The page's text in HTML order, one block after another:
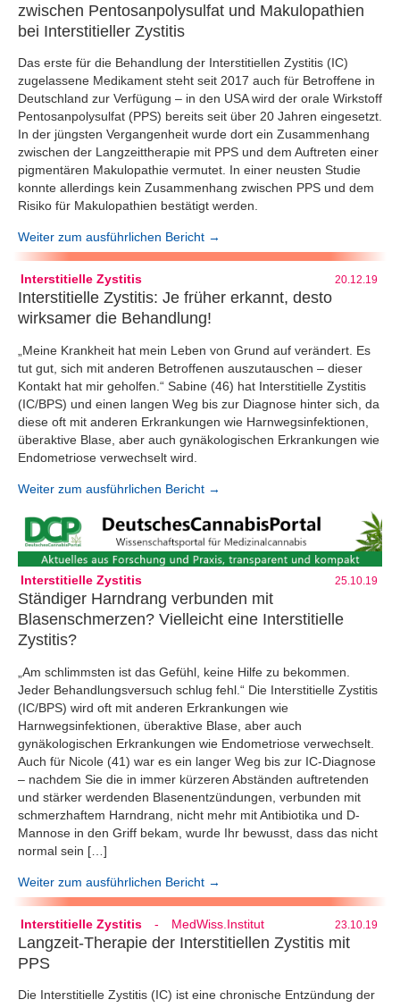
zwischen Pentosanpolysulfat und Makulopathien
bei Interstitieller Zystitis
Das erste für die Behandlung der Interstitiellen Zystitis (IC)
zugelassene Medikament steht seit 2017 auch für Betroffene in
Deutschland zur Verfügung – in den USA wird der orale Wirkstoff
Pentosanpolysulfat (PPS) bereits seit über 20 Jahren eingesetzt.
In der jüngsten Vergangenheit wurde dort ein Zusammenhang
zwischen der Langzeittherapie mit PPS und dem Auftreten einer
pigmentären Makulopathie vermutet. In einer neusten Studie
konnte allerdings kein Zusammenhang zwischen PPS und dem
Risiko für Makulopathien bestätigt werden.
Weiter zum ausführlichen Bericht →
Interstitielle Zystitis 20.12.19
Interstitielle Zystitis: Je früher erkannt, desto
wirksamer die Behandlung!
„Meine Krankheit hat mein Leben von Grund auf verändert. Es
tut gut, sich mit anderen Betroffenen auszutauschen – dieser
Kontakt hat mir geholfen.“ Sabine (46) hat Interstitielle Zystitis
(IC/BPS) und einen langen Weg bis zur Diagnose hinter sich, da
diese oft mit anderen Erkrankungen wie Harnwegsinfektionen,
überaktive Blase, aber auch gynäkologischen Erkrankungen wie
Endometriose verwechselt wird.
Weiter zum ausführlichen Bericht →
Interstitielle Zystitis 25.10.19
Ständiger Harndrang verbunden mit
Blasenschmerzen? Vielleicht eine Interstitielle
Zystitis?
„Am schlimmsten ist das Gefühl, keine Hilfe zu bekommen.
Jeder Behandlungsversuch schlug fehl.“ Die Interstitielle Zystitis
(IC/BPS) wird oft mit anderen Erkrankungen wie
Harnwegsinfektionen, überaktive Blase, aber auch
gynäkologischen Erkrankungen wie Endometriose verwechselt.
Auch für Nicole (41) war es ein langer Weg bis zur IC-Diagnose
– nachdem Sie die in immer kürzeren Abständen auftretenden
und stärker werdenden Blasenentzündungen, verbunden mit
schmerzhaftem Harndrang, nicht mehr mit Antibiotika und D-
Mannose in den Griff bekam, wurde Ihr bewusst, dass das nicht
normal sein […]
Weiter zum ausführlichen Bericht →
Interstitielle Zystitis - MedWiss.Institut 23.10.19
Langzeit-Therapie der Interstitiellen Zystitis mit
PPS
Die Interstitielle Zystitis (IC) ist eine chronische Entzündung der